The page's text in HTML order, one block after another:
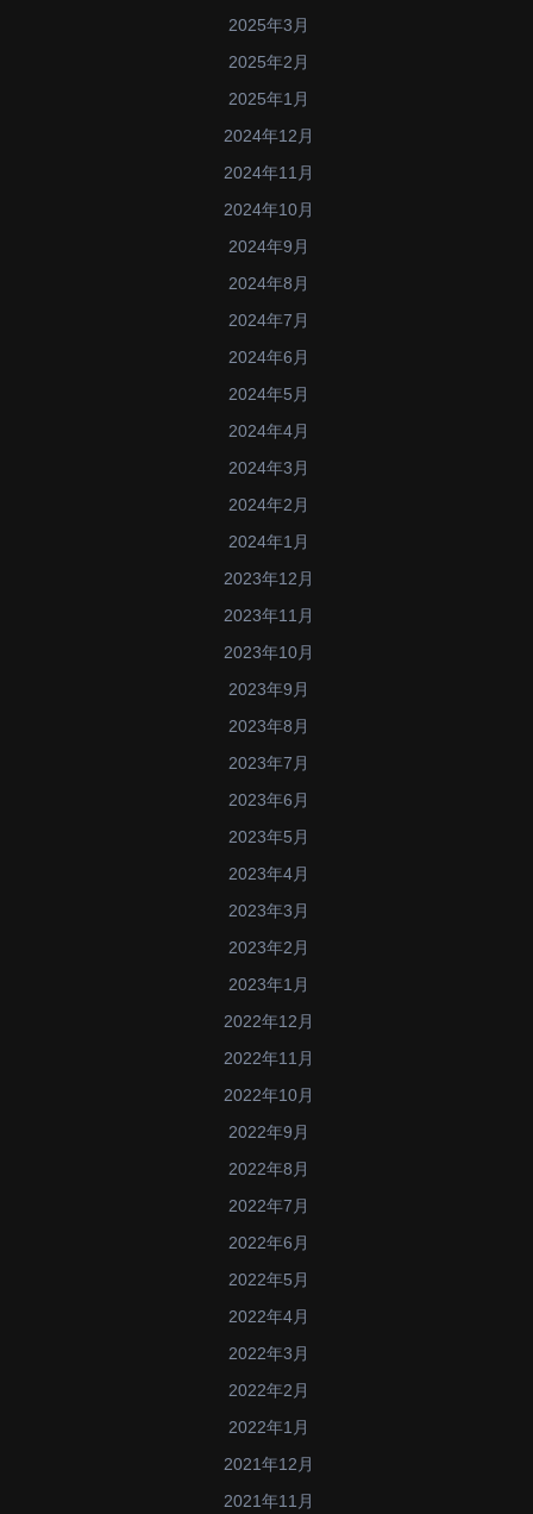
2025年3月
2025年2月
2025年1月
2024年12月
2024年11月
2024年10月
2024年9月
2024年8月
2024年7月
2024年6月
2024年5月
2024年4月
2024年3月
2024年2月
2024年1月
2023年12月
2023年11月
2023年10月
2023年9月
2023年8月
2023年7月
2023年6月
2023年5月
2023年4月
2023年3月
2023年2月
2023年1月
2022年12月
2022年11月
2022年10月
2022年9月
2022年8月
2022年7月
2022年6月
2022年5月
2022年4月
2022年3月
2022年2月
2022年1月
2021年12月
2021年11月